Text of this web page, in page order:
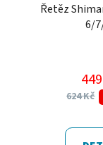
Řetěz
6/
624 Kč